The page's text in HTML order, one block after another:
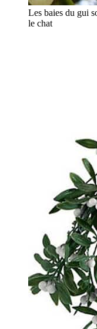
Les baies du gui
le chat